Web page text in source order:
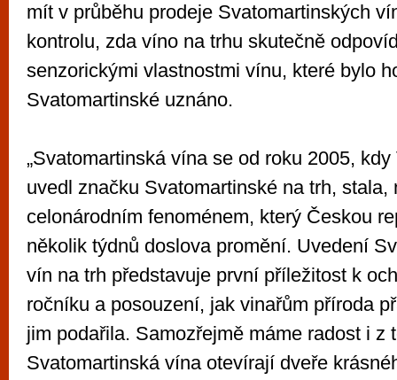
mít v průběhu prodeje Svatomartinských
kontrolu, zda víno na trhu skutečně
senzorickými vlastnostmi vínu, které bylo
Svatomartinské uznáno.
„Svatomartinská vína se od roku 2005,
uvedl značku Svatomartinské na trh, stala,
celonárodním fenoménem, který Českou
několik týdnů doslova promění. Uvedení
vín na trh představuje první příležitost k
ročníku a posouzení, jak vinařům příroda
jim podařila. Samozřejmě máme radost i z
Svatomartinská vína otevírají dveře